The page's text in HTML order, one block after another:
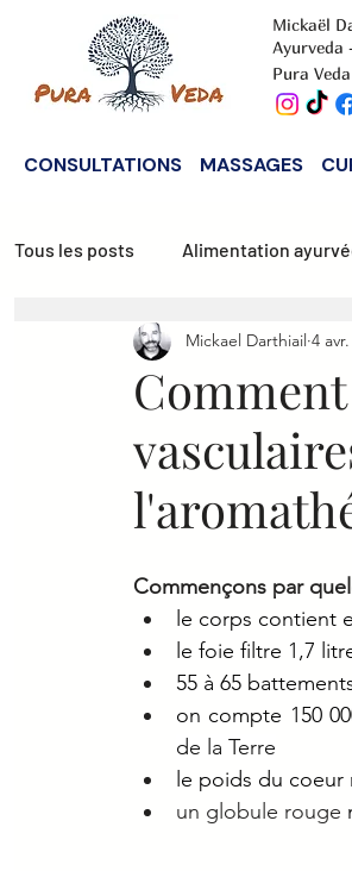
Mickaël
Ayurveda
Pura
CONSULTATIONS MASSAGES
Tous les posts Alimentation
Alimentation VataMickael Darthiail 4
Commençons par
le corps contient
le foie filtre 1,7
55 à 65
on compte 150
de la Terre
le poids du coeur
un globule rouge